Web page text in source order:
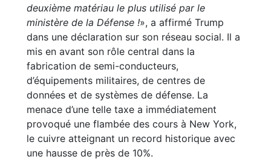
deuxième matériau le plus utilisé par le
ministère de la Défense !», a affirmé Trump
dans une déclaration sur son réseau social. Il a
mis en avant son rôle central dans la
fabrication de semi-conducteurs,
d’équipements militaires, de centres de
données et de systèmes de défense. La
menace d’une telle taxe a immédiatement
provoqué une flambée des cours à New York,
le cuivre atteignant un record historique avec
une hausse de près de 10%.